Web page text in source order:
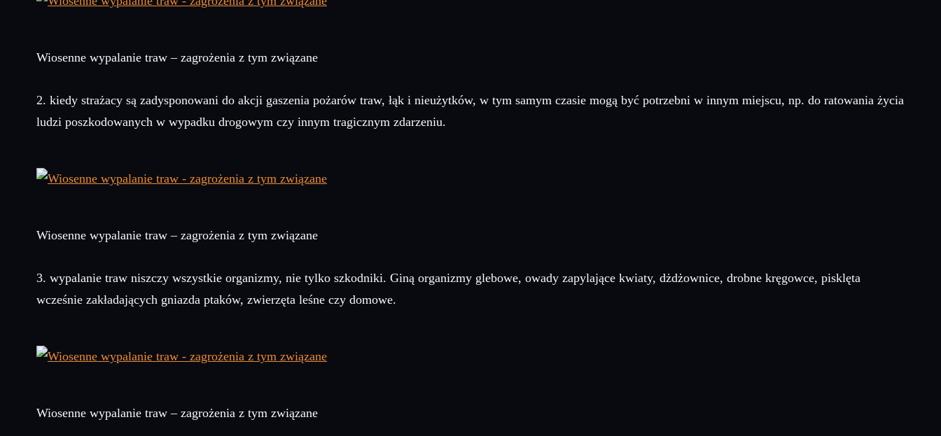
Wiosenne wypalanie traw – zagrożenia z tym związane
2. kiedy strażacy są zadysponowani do akcji gaszenia pożarów traw, łąk i nieużytków, w tym samym czasie mogą być potrzebni w innym miejscu, np. do ratowania życia
ludzi poszkodowanych w wypadku drogowym czy innym tragicznym zdarzeniu.
Wiosenne wypalanie traw – zagrożenia z tym związane
3. wypalanie traw niszczy wszystkie organizmy, nie tylko szkodniki. Giną organizmy glebowe, owady zapylające kwiaty, dżdżownice, drobne kręgowce, pisklęta
wcześnie zakładających gniazda ptaków, zwierzęta leśne czy domowe.
Wiosenne wypalanie traw – zagrożenia z tym związane